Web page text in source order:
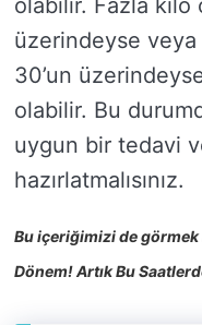
olabilir. Fazla kilo
üzerindeyse
30’un
olabilir. Bu
uygun bir tedavi
hazırlatmalısınız.
Bu içeriğimizi de
Dönem! Artık Bu